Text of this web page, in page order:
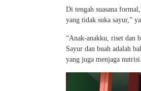
Di tengah suasana
yang tidak suka sayur,”
“Anak-anakku, riset dan
Sayur dan buah adalah
yang juga menjaga